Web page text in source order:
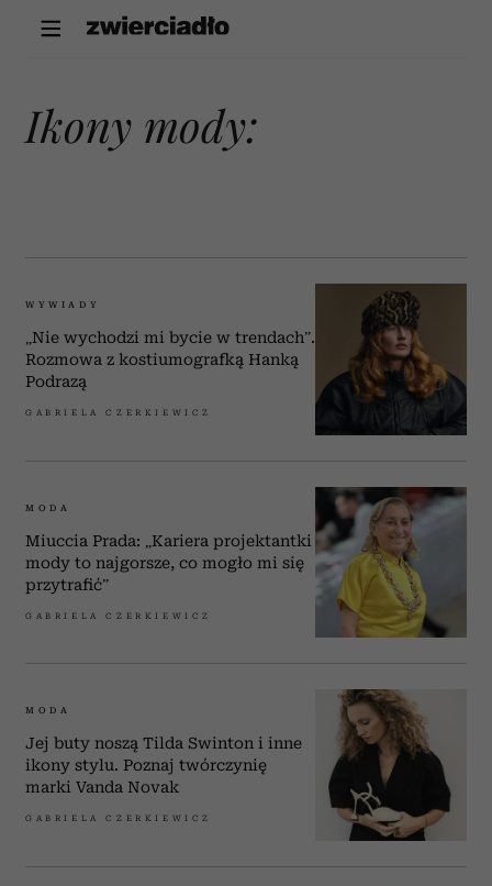
ikony mody:
WYWIADY
„Nie wychodzi mi bycie w trendach”.
Rozmowa z kostiumografką Hanką
Podrazą
GABRIELA CZERKIEWICZ
MODA
Miuccia Prada: „Kariera projektantki
mody to najgorsze, co mogło mi się
przytrafić”
GABRIELA CZERKIEWICZ
MODA
Jej buty noszą Tilda Swinton i inne
ikony stylu. Poznaj twórczynię
marki Vanda Novak
GABRIELA CZERKIEWICZ